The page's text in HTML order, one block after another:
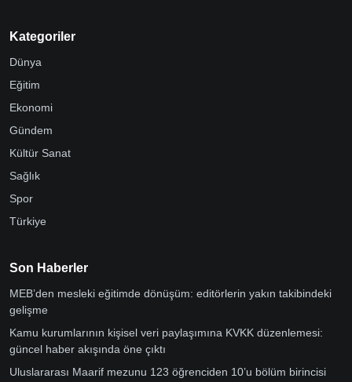
Kategoriler
Dünya
Eğitim
Ekonomi
Gündem
Kültür Sanat
Sağlık
Spor
Türkiye
Son Haberler
MEB’den mesleki eğitimde dönüşüm: editörlerin yakın takibindeki
gelişme
Kamu kurumlarının kişisel veri paylaşımına KVKK düzenlemesi:
güncel haber akışında öne çıktı
Uluslararası Maarif mezunu 123 öğrenciden 10’u bölüm birincisi